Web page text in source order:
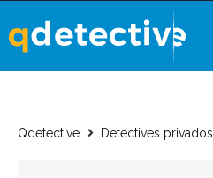
Qdetective Detectives privados